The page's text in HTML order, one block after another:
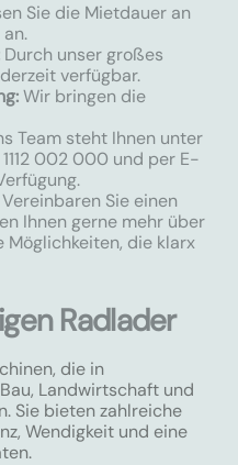
Sie die Mietdauer an
Durch unser großes
verfügbar.
Wir bringen die
Team steht Ihnen unter
002 000 und per E-
Sie einen
Ihnen gerne mehr über
Möglichkeiten, die klarx
Radlader
die in
Landwirtschaft und
Sie bieten zahlreiche
Wendigkeit und eine